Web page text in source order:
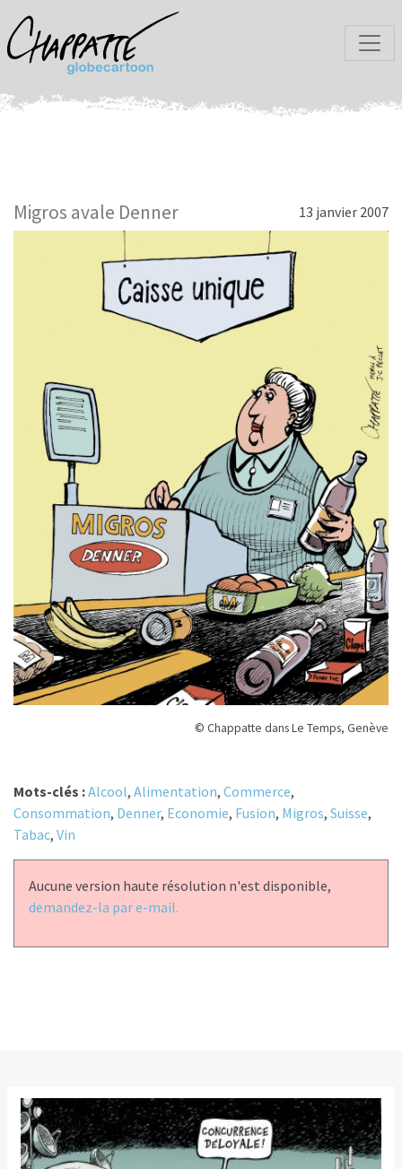
Migros avale Denner 13 janvier 2007
© Chappatte dans Le Temps, Genève
Mots-clés :Alcool, Alimentation, Commerce,
Consommation, Denner, Economie, Fusion, Migros, Suisse,
Tabac, Vin
Aucune version haute résolution n'est disponible,
demandez-la par e-mail.